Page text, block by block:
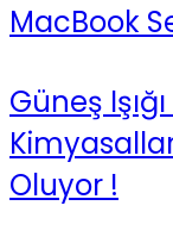
MacBook
Güneş
Oluyor !